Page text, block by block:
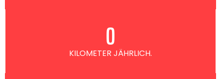
KILOMETER JÄHRLICH.
0